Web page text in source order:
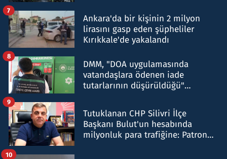
Ankara'da bir kişinin 2 milyon
lirasını gasp eden şüpheliler
Kırıkkale'de yakalandı
7
DMM, "DOA uygulamasında
vatandaşlara ödenen iade
tutarlarının düşürüldüğü"
8
Tutuklanan CHP Silivri İlçe
Başkanı Bulut'un hesabında
milyonluk para trafiğine: Patron
9
10